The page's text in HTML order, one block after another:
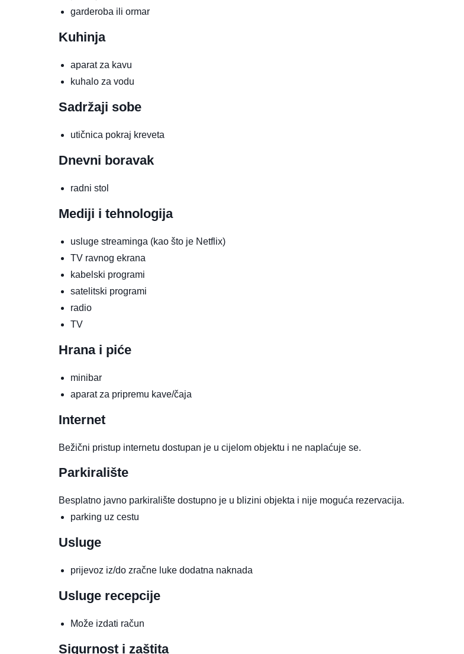
garderoba ili ormar
Kuhinja
aparat za kavu
kuhalo za vodu
Sadržaji sobe
utičnica pokraj kreveta
Dnevni boravak
radni stol
Mediji i tehnologija
usluge streaminga (kao što je Netflix)
TV ravnog ekrana
kabelski programi
satelitski programi
radio
TV
Hrana i piće
minibar
aparat za pripremu kave/čaja
Internet
Bežični pristup internetu dostupan je u cijelom objektu i ne naplaćuje se.
Parkiralište
Besplatno javno parkiralište dostupno je u blizini objekta i nije moguća rezervacija.
parking uz cestu
Usluge
prijevoz iz/do zračne luke dodatna naknada
Usluge recepcije
Može izdati račun
Sigurnost i zaštita